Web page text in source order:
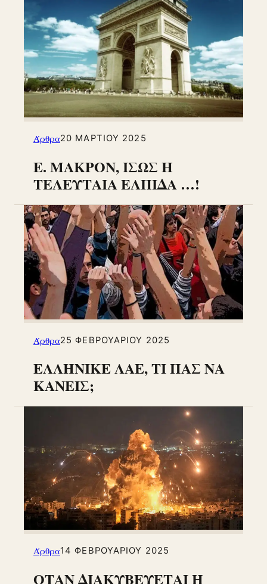
Άρθρα20 ΜΑΡΤΊΟΥ 2025
Ε. ΜΑΚΡΟΝ, ΙΣΩΣ Η
ΤΕΛΕΥΤΑΙΑ ΕΛΠΙΔΑ …!
Άρθρα25 ΦΕΒΡΟΥΑΡΊΟΥ 2025
ΕΛΛΗΝΙΚΕ ΛΑΕ, ΤΙ ΠΑΣ ΝΑ
ΚΑΝΕΙΣ;
Άρθρα14 ΦΕΒΡΟΥΑΡΊΟΥ 2025
ΟΤΑΝ ΔΙΑΚΥΒΕΥΕΤΑΙ Η